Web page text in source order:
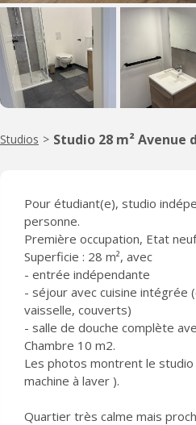
Studios > Studio 28 m² Avenue
Pour étudiant(e), studio
personne.
Première occupation, Etat
Superficie : 28 m², avec
- entrée indépendante
- séjour avec cuisine intégrée
vaisselle, couverts)
- salle de douche complète
Chambre 10 m2.
Les photos montrent le
machine à laver ).
Quartier très calme mais